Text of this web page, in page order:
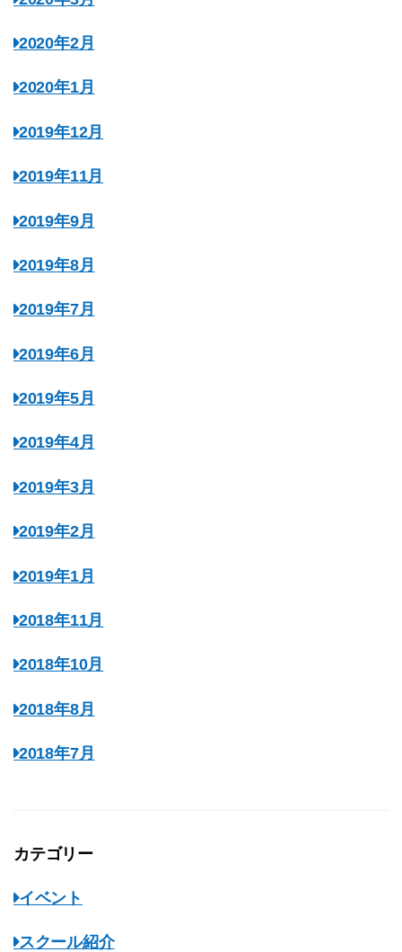
2020年2月
2020年1月
2019年12月
2019年11月
2019年9月
2019年8月
2019年7月
2019年6月
2019年5月
2019年4月
2019年3月
2019年2月
2019年1月
2018年11月
2018年10月
2018年8月
2018年7月
カテゴリー
イベント
スクール紹介